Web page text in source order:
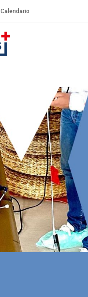
Calendario